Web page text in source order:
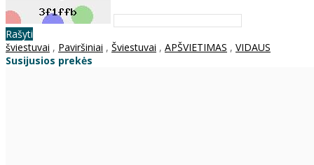
Rašyti
šviestuvai , Paviršiniai , Šviestuvai , APŠVIETIMAS , VIDAUS
Susijusios prekės